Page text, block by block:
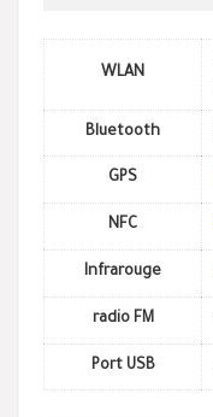
WLAN
Bluetooth
GPS
NFC
Infrarouge
radio FM
Port USB